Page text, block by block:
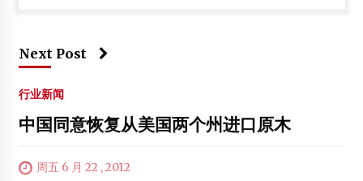
Next Post
行业新闻
中国同意恢复从美国两个州进口原木
周五 6 月 22 , 2012